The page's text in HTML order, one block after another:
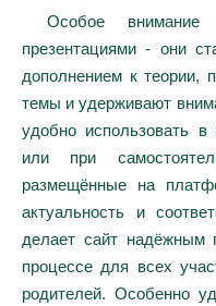
Особое
презентациями - они
дополнением к теории,
темы и удерживают
удобно использовать в
или при
размещённые на
актуальность и
делает сайт надёжным
процессе для всех
родителей. Особенно